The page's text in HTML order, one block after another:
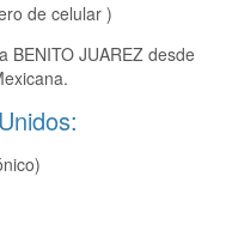
de celular )
BENITO JUAREZ desde